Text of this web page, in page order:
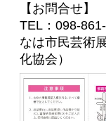
【お問合せ】
TEL：098-
なは市民芸術
化協会）